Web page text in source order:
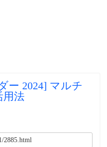
ー 2024] マルチ
用法